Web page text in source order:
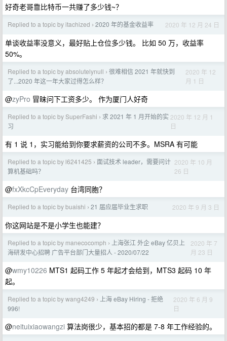
好奇老哥靠比特币一共赚了多少钱~？
Replied to a topic by itachized › 2020 年的基金收益率 2020 年 12 月 24 日
单谈收益率没意义，最好贴上仓位多少钱。 比如 50 万，收益率
50%。
Replied to a topic by absolutelynull › 很难相信 2021 年就快到
了...2020 年这一年大家过得怎么样？
2020 年 12
月 1 日
@zyPro 冒昧问下工资多少。 作为厦门人好奇
Replied to a topic by SuperFashi › 求 2021 年 1 月开始的实
习
2020 年 12 月 1
日
有 1 说 1，实习能给到你要求薪资的公司不多。MSRA 有可能
Replied to a topic by l6241425 › 面试技术 leader，需要问计
算机基础吗？
2020 年 10 月
26 日
@fxXkcCpEveryday 台湾同胞？
Replied to a topic by buaishi › 21 届应届毕业生求职 2020 年 9 月 3 日
你这网站是不是小学生也能建？
Replied to a topic by manecocomph ›
上海张江 外企 eBay 亿贝上
海研发中心招聘 广告平台部门大量招人 - 2020/07/22
2020 年 7
月 23 日
@wmy10226 MTS1 起码工作 5 年起才会给到，MTS3 起码 10 年
起。
Replied to a topic by wang4249 ›
上海 eBay Hiring - 拒绝
996!
2020 年 6 月 9
日
@neituixiaowangzi 算法岗很少，基本招的都是 7-8 年工作经验的。